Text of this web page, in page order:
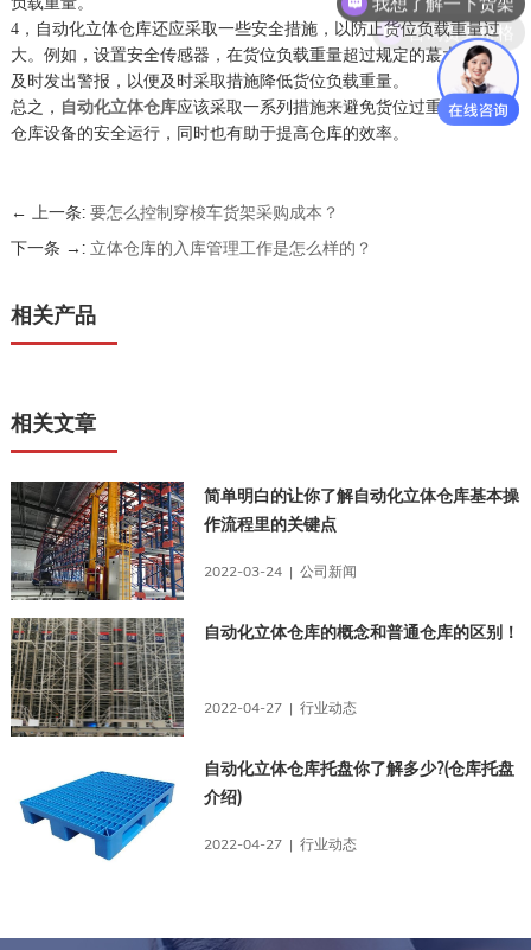
4，自动化立体仓库还应采取一些安全措施，以防止货位负载重量过
大。例如，设置安全传感器，在货位负载重量超过规定的蕞大值时，
及时发出警报，以便及时采取措施降低货位负载重量。
总之， 自动化立体仓库应该采取一系列措施来避免货位过重，以保证
仓库设备的安全运行，同时也有助于提高仓库的效率。
← 上一条: 要怎么控制穿梭车货架采购成本？
下一条 →: 立体仓库的入库管理工作是怎么样的？
相关产品
相关文章
简单明白的让你了解自动化立体仓库基本操
作流程里的关键点
2022-03-24 | 公司新闻
自动化立体仓库的概念和普通仓库的区别！
2022-04-27 | 行业动态
自动化立体仓库托盘你了解多少?(仓库托盘
介绍)
2022-04-27 | 行业动态
咨询货架价格